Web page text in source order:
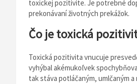
toxickej pozitivite. Je potrebné
prekonávaní životných prekážok.
Čo je toxická
Toxická pozitivita vnucuje
vyhýbal akémukoľvek
tak stáva potláčaným, umlčaným a